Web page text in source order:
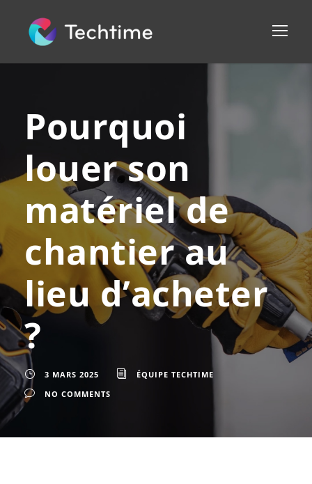
Pourquoi
louer son
matériel de
chantier au
lieu d’acheter
?
3 MARS 2025
ÉQUIPE TECHTIME
NO COMMENTS